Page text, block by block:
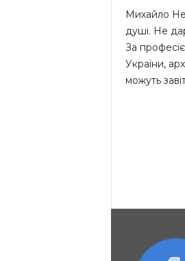
Михайло
душі. Не
За
України,
можуть